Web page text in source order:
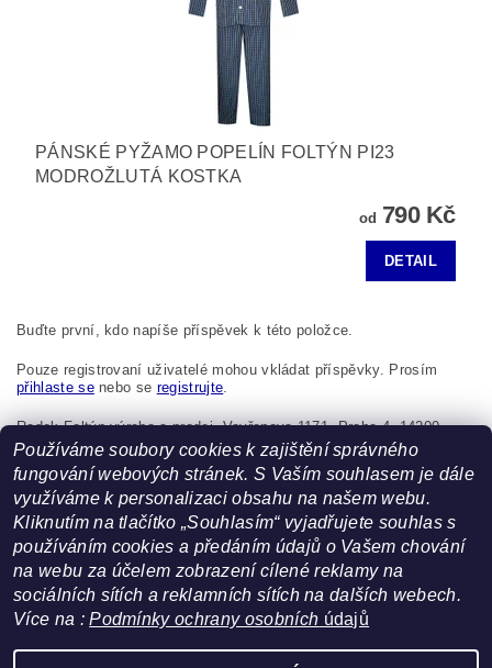
PÁNSKÉ PYŽAMO POPELÍN FOLTÝN PI23
MODROŽLUTÁ KOSTKA
od 790 Kč
DETAIL
Buďte první, kdo napíše příspěvek k této položce.
Pouze registrovaní uživatelé mohou vkládat příspěvky. Prosím
přihlaste senebo se registrujte.
Radek Foltýn výroba a prodej, Vavřenova 1171, Praha 4, 14200,
Česká republika, foltynradek@seznam.cz
Facebook | Heureka.cz
Používáme soubory cookies k zajištění správného
fungování webových stránek. S Vaším souhlasem je dále
využíváme k personalizaci obsahu na našem webu.
Kliknutím na tlačítko „Souhlasím“ vyjadřujete souhlas s
používáním cookies a předáním údajů o Vašem chování
na webu za účelem zobrazení cílené reklamy na
sociálních sítích a reklamních sítích na dalších webech.
Více na :Podmínky ochrany osobních údajů